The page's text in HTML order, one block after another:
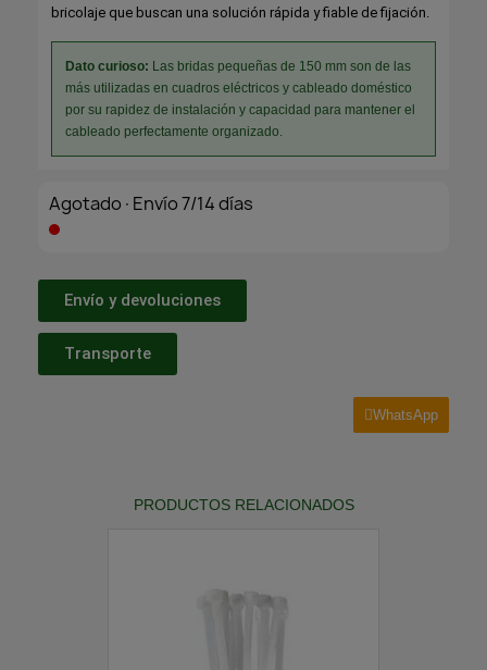
bricolaje que buscan una solución rápida y fiable de fijación.
Dato curioso: Las bridas pequeñas de 150 mm son de las
más utilizadas en cuadros eléctricos y cableado doméstico
por su rapidez de instalación y capacidad para mantener el
cableado perfectamente organizado.
Agotado·Envío 7/14 días
Envío y devoluciones
Transporte
WhatsApp
PRODUCTOS RELACIONADOS